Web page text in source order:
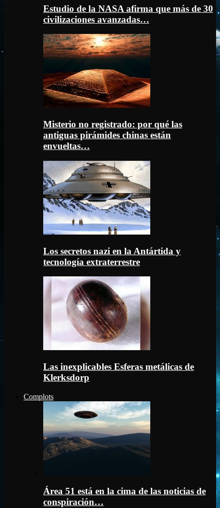
Estudio de la NASA afirma que más de 30
civilizaciones avanzadas…
Misterio no registrado: por qué las
antiguas pirámides chinas están
envueltas…
Los secretos nazi en la Antártida y
tecnología extraterrestre
Las inexplicables Esferas metálicas de
Klerksdorp
Complots
Área 51 está en la cima de las noticias de
conspiración…